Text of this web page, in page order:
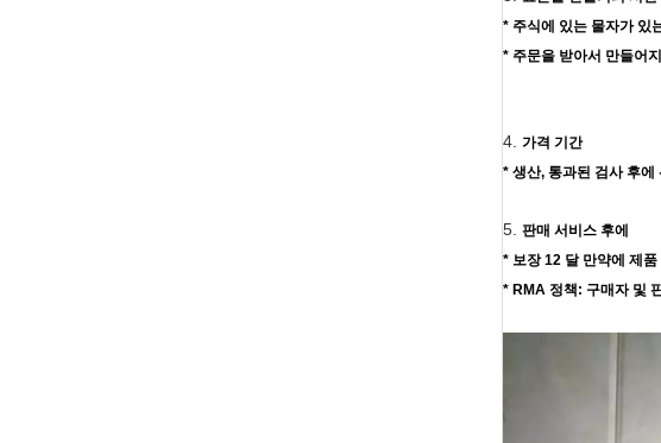
* 주식에 있는 물자가 있
* 주문을 받아서 만들어
4. 가격 기간
* 생산, 통과된 검사 후
5. 판매 서비스 후에
* 보장 12 달 만약에 제
* RMA 정책: 구매자 및